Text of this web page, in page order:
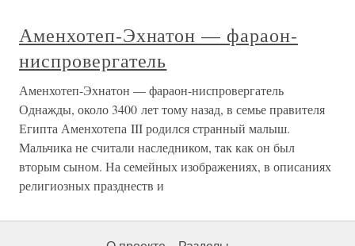
Аменхотеп-Эхнатон — фараон-
ниспровергатель
Аменхотеп-Эхнатон — фараон-ниспровергатель
Однажды, около 3400 лет тому назад, в семье правителя
Египта Аменхотепа III родился странный малыш.
Мальчика не считали наследником, так как он был
вторым сыном. На семейных изображениях, в описаниях
религиозных празднеств и